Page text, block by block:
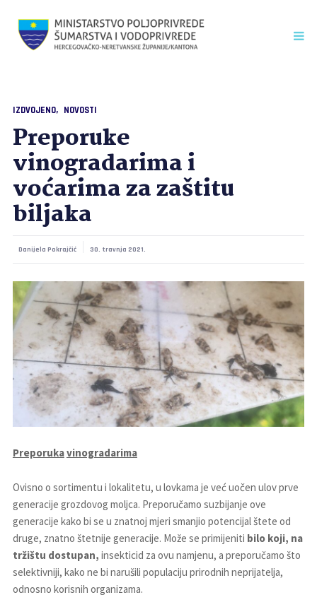
IZDVOJENO NOVOSTI
Preporuke
vinogradarima i
voćarima za zaštitu
biljaka
Danijela Pokrajčić 30. travnja 2021.
Preporukavinogradarima
Ovisno o sortimentu i lokalitetu, u lovkama je već uočen ulov prve
generacije grozdovog moljca. Preporučamo suzbijanje ove
generacije kako bi se u znatnoj mjeri smanjio potencijal štete od
druge, znatno štetnije generacije. Može se primijeniti bilo koji, na
tržištu dostupan, insekticid za ovu namjenu, a preporučamo što
selektivniji, kako ne bi narušili populaciju prirodnih neprijatelja,
odnosno korisnih organizama.